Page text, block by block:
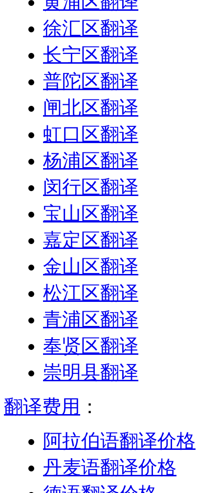
徐汇区翻译
长宁区翻译
普陀区翻译
闸北区翻译
虹口区翻译
杨浦区翻译
闵行区翻译
宝山区翻译
嘉定区翻译
金山区翻译
松江区翻译
青浦区翻译
奉贤区翻译
崇明县翻译
翻译费用 ：
阿拉伯语翻译价格
丹麦语翻译价格